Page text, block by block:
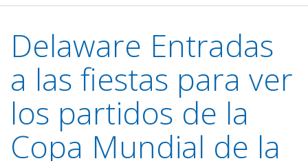
Delaware Entradas
a las fiestas para ver
los partidos de la
Copa Mundial de la